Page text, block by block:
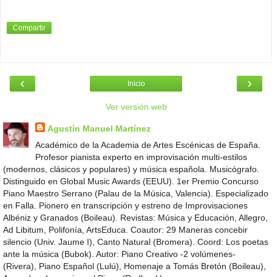
Compartir
‹ ›
Inicio
Ver versión web
Agustín Manuel Martínez
Académico de la Academia de Artes Escénicas de España.
Profesor pianista experto en improvisación multi-estilos
(modernos, clásicos y populares) y música española. Musicógrafo.
Distinguido en Global Music Awards (EEUU). 1er Premio Concurso
Piano Maestro Serrano (Palau de la Música, Valencia). Especializado
en Falla. Pionero en transcripción y estreno de Improvisaciones
Albéniz y Granados (Boileau). Revistas: Música y Educación, Allegro,
Ad Libitum, Polifonía, ArtsEduca. Coautor: 29 Maneras concebir
silencio (Univ. Jaume I), Canto Natural (Bromera). Coord: Los poetas
ante la música (Bubok). Autor: Piano Creativo -2 volúmenes-
(Rivera), Piano Español (Lulú), Homenaje a Tomás Bretón (Boileau),